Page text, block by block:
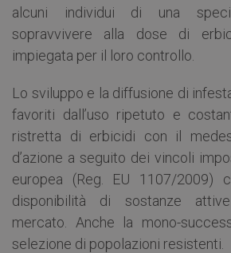
alcuni individui di una
sopravvivere alla dose di
impiegata per il loro controllo.
Lo sviluppo e la diffusione di
favoriti dall’uso ripetuto e
ristretta di erbicidi con il
d’azione a seguito dei vincoli
europea (Reg. EU 1107/2009)
disponibilità di sostanze
mercato. Anche la mono-
selezione di popolazioni resistenti.